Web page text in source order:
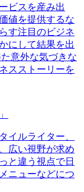
ビスを産み出
値を提供するな
す注目のビジネ
にして結果を出
意外な気づきな
スストーリーを
イルライター、
広い視野が求め
と違う視点で日
ニューなどにつ